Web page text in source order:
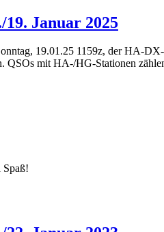
19. Januar 2025
19.01.25 1159z, der HA-
mit HA-/HG-Stationen
Spaß!